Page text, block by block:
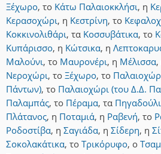
Ξέχωρο, το Κάτω Παλαιοκκλήσι, η
Κερασοχώρι, η Κεστρίνη, το
Κοκκινολιθάρι, τα Κοσσυβάτικα, το
Κυπάρισσο, η Κώτσικα, η
Μαλούνι, το Μαυρονέρι, η Μέλισσα,
Νεροχώρι, το Ξέχωρο, το
Πάντων), το Παλαιοχώρι (του Δ.Δ.
Παλαμπάς, το Πέραμα, τα
Πλάτανος, η Ποταμιά, η Ραβενή, το
Ροδοστίβα, η Σαγιάδα, η Σίδερη, η
Σοκολακάτικα, το Τρικόρυφο, ο